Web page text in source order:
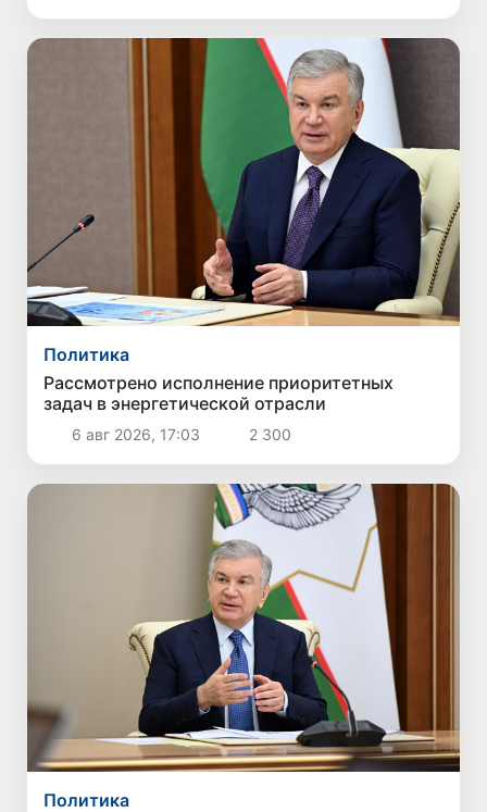
Политика
Рассмотрено исполнение приоритетных
задач в энергетической отрасли
6 авг 2026, 17:03 2 300
Политика